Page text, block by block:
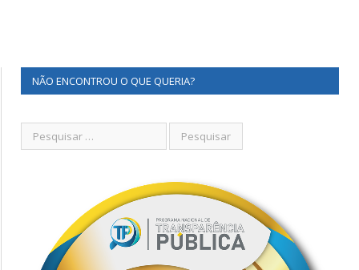
NÃO ENCONTROU O QUE QUERIA?